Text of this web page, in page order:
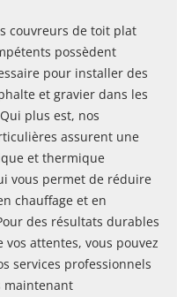
couvreurs de toit plat
possèdent
pour installer des
et gravier dans les
plus est, nos
assurent une
et thermique
vous permet de réduire
chauffage et en
des résultats durables
attentes, vous pouvez
services professionnels